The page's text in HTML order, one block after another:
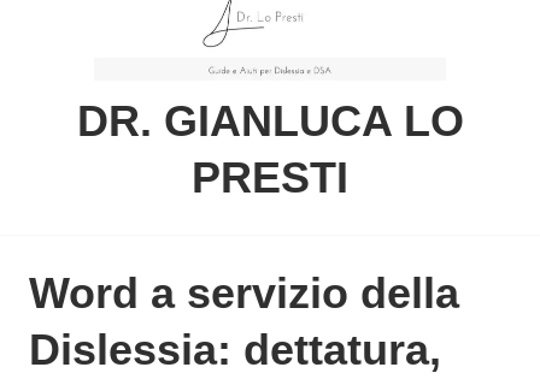
DR. GIANLUCA LO
PRESTI
Word a servizio della
Dislessia: dettatura,